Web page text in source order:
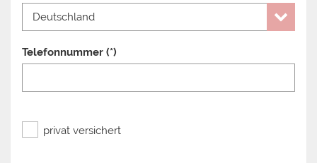
Telefonnummer (*)
privat versichert